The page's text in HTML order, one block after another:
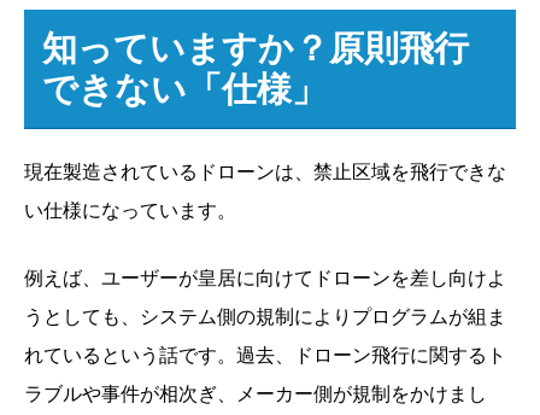
知っていますか？原則飛行
できない「仕様」
現在製造されているドローンは、禁止区域を飛行できな
い仕様になっています。
例えば、ユーザーが皇居に向けてドローンを差し向けよ
うとしても、システム側の規制によりプログラムが組ま
れているという話です。過去、ドローン飛行に関するト
ラブルや事件が相次ぎ、メーカー側が規制をかけまし